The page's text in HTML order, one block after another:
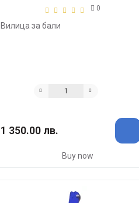
0
Вилица за бали
1 350.00 лв.
Buy now